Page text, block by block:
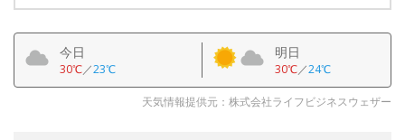
今日
30℃／23℃
明日
30℃／24℃
天気情報提供元：株式会社ライフビジネスウェザー